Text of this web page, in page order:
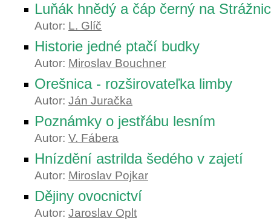
Luňák hnědý a čáp černý na
Autor: L. Glíč
Historie jedné ptačí budky
Autor: Miroslav Bouchner
Orešnica - rozširovateľka limby
Autor: Ján Juračka
Poznámky o jestřábu lesním
Autor: V. Fábera
Hnízdění astrilda šedého v zajetí
Autor: Miroslav Pojkar
Dějiny ovocnictví
Autor: Jaroslav Oplt